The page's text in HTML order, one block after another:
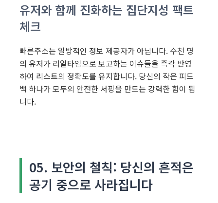
유저와 함께 진화하는 집단지성 팩트
체크
빠른주소는 일방적인 정보 제공자가 아닙니다. 수천 명
의 유저가 리얼타임으로 보고하는 이슈들을 즉각 반영
하여 리스트의 정확도를 유지합니다. 당신의 작은 피드
백 하나가 모두의 안전한 서핑을 만드는 강력한 힘이 됩
니다.
05. 보안의 철칙: 당신의 흔적은
공기 중으로 사라집니다